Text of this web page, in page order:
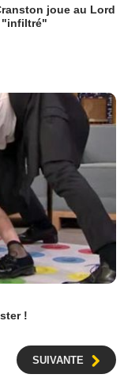
joue au Lord
"infiltré"
!
SUIVANTE